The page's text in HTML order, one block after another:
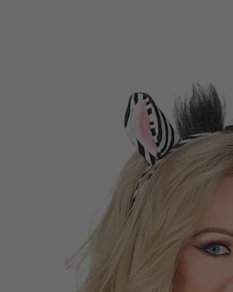
CRIAR CONTA